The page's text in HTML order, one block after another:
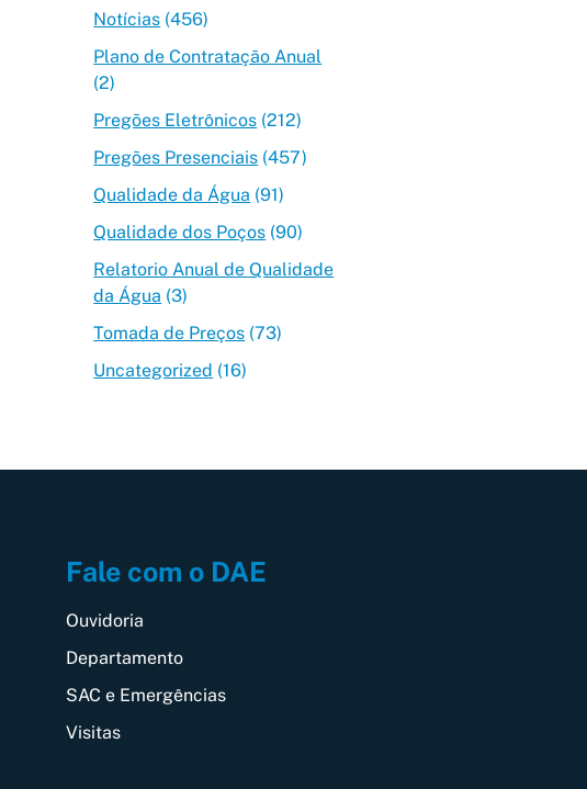
Notícias (456)
Plano de Contratação Anual
(2)
Pregões Eletrônicos (212)
Pregões Presenciais (457)
Qualidade da Água (91)
Qualidade dos Poços (90)
Relatorio Anual de Qualidade
da Água (3)
Tomada de Preços (73)
Uncategorized (16)
Fale com o DAE
Ouvidoria
Departamento
SAC e Emergências
Visitas